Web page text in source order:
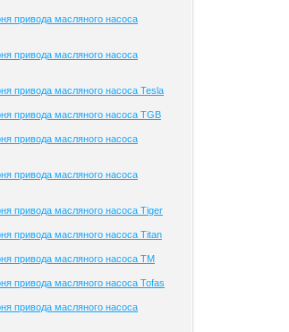
привода масляного насоса
привода масляного насоса
привода масляного насоса Tesla
привода масляного насоса TGB
привода масляного насоса
привода масляного насоса
привода масляного насоса Tiger
привода масляного насоса Titan
привода масляного насоса TM
привода масляного насоса Tofas
привода масляного насоса